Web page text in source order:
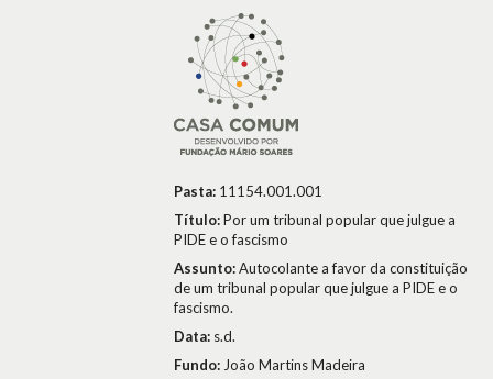
Pasta: 11154.001.001
Título:Por um tribunal popular que julgue a
PIDE e o fascismo
Assunto:Autocolante a favor da constituição
de um tribunal popular que julgue a PIDE e o
fascismo.
Data: s.d.
Fundo: João Martins Madeira